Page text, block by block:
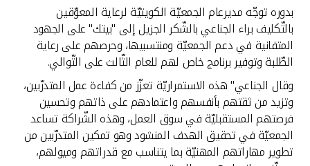
بدوره توجّه مديرعام الجمعيّة الكويتيّة لرعاية المعوّقين
بالتّكليف براء الجناعي بالشّكر الجزيل إلى "بيتك" على الجهود
المتفانية في دعم الجمعيّة ومنتسبيها، وحرصهم على رعاية
الطّلبة وتوفير برنامج خاص لهم للعام الثّالث على التّوالي.
وقال الجناعي" هذه الاستمراريّة تعزّز من كفاءة عمل المتدرّبين،
وتزيد من ثقتهم بأنفسهم واعتمادهم على ذاتهم وتحسين
فرصتهم المستقبليّة في سوق العمل، وهذه الشّراكة تساعد
الجمعيّة في تحقيق الهدف المنشود وهو تمكين المتدرّبين من
تطوير مهاراتهم المهنيّة بما يتناسب مع قدراتهم وميولهم،